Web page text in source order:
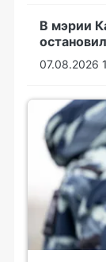
В мэрии
07.08.2026